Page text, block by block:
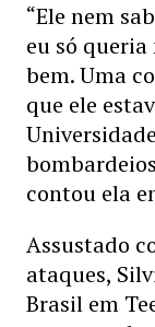
“Ele nem
eu só
bem. Uma
que ele
contou ela
Assustado
ataques,
Brasil em